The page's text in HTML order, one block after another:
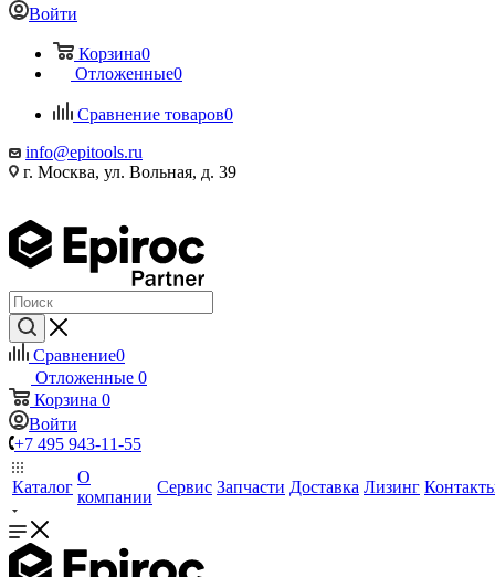
Войти
Корзина0
Отложенные0
Сравнение товаров0
info@epitools.ru
г. Москва, ул. Вольная, д. 39
Сравнение0
Отложенные 0
Корзина 0
Войти
+7 495 943-11-55
Каталог
О
компании
Сервис Запчасти Доставка Лизинг